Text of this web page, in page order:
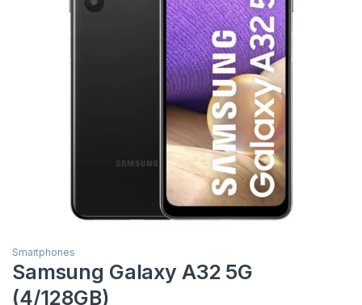
Smartphones
Samsung Galaxy A32 5G
(4/128GB)